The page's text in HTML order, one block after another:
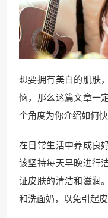
想要拥有美白的肌肤
恼，那么这篇文章一
个角度为你介绍如何快
在日常生活中养成良
该坚持每天早晚进行
证皮肤的清洁和滋润
和洗面奶，以免引起